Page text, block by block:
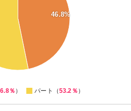
46.8%
％ ） パート（53.2％ ）